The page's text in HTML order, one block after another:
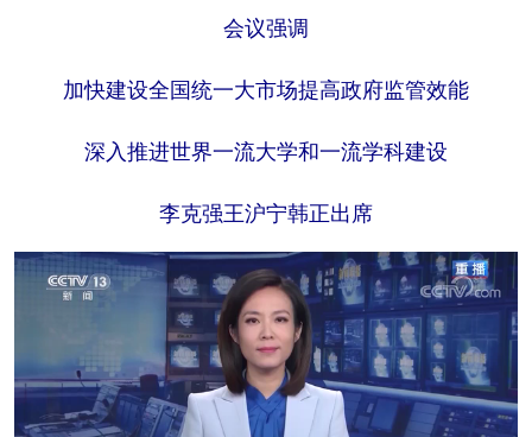
公益 一带一路 亚太网 上市公司
北京 天津 河北 山西
吉林 上海 江苏
浙江 安徽 福建 江西
山东 河南 湖北 湖南
会议强调
加快建设全国统一大市场提高政府监管效能
深入推进世界一流大学和一流学科建设
李克强王沪宁韩正出席